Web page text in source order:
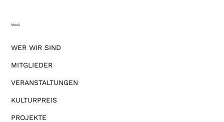
WER WIR SIND
MITGLIEDER
VERANSTALTUNGEN
KULTURPREIS
PROJEKTE
Menü